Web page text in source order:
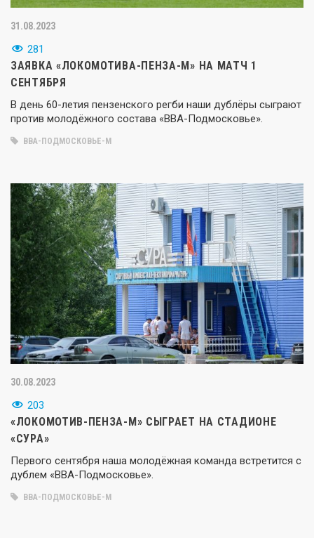
31.08.2023
281
ЗАЯВКА «ЛОКОМОТИВА-ПЕНЗА-М» НА МАТЧ 1
СЕНТЯБРЯ
В день 60-летия пензенского регби наши дублёры сыграют
против молодёжного состава «ВВА-Подмосковье».
ВВА-ПОДМОСКОВЬЕ-М
30.08.2023
203
«ЛОКОМОТИВ-ПЕНЗА-М» СЫГРАЕТ НА СТАДИОНЕ
«СУРА»
Первого сентября наша молодёжная команда встретится с
дублем «ВВА-Подмосковье».
ВВА-ПОДМОСКОВЬЕ-М